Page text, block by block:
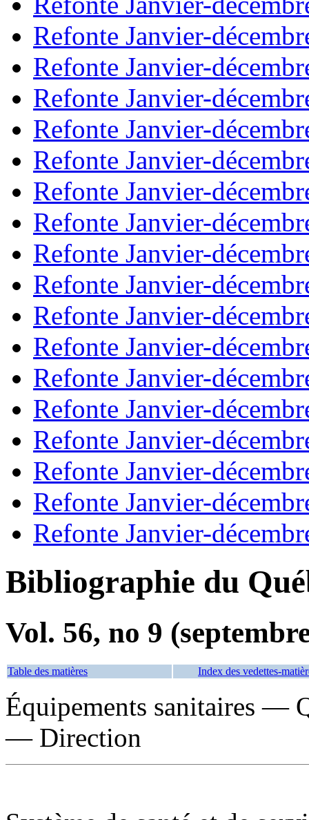
Refonte Janvier-
Refonte Janvier-
Refonte Janvier-
Refonte Janvier-
Refonte Janvier-
Refonte Janvier-
Refonte Janvier-
Refonte Janvier-
Refonte Janvier-
Refonte Janvier-
Refonte Janvier-
Refonte Janvier-
Refonte Janvier-
Refonte Janvier-
Refonte Janvier-
Refonte Janvier-
Refonte Janvier-
Bibliographie du
Vol. 56, no 9
Table des matières Index des vedettes-
Équipements sanitaires —
— Direction